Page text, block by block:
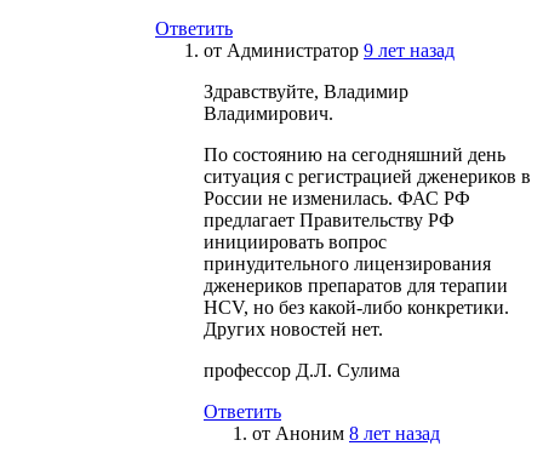
Ответить
от Администратор 9 лет назад
Здравствуйте, Владимир
Владимирович.
По состоянию на сегодняшний день
ситуация с регистрацией дженериков в
России не изменилась. ФАС РФ
предлагает Правительству РФ
инициировать вопрос
принудительного лицензирования
дженериков препаратов для терапии
HCV, но без какой-либо конкретики.
Других новостей нет.
профессор Д.Л. Сулима
Ответить
от Аноним 8 лет назад